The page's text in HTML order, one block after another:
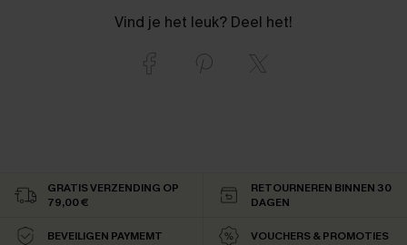
Vind je het leuk? Deel het!
GRATIS VERZENDING OP
79,00 €
RETOURNEREN BINNEN 30
DAGEN
BEVEILIGEN PAYMEMT VOUCHERS & PROMOTIES